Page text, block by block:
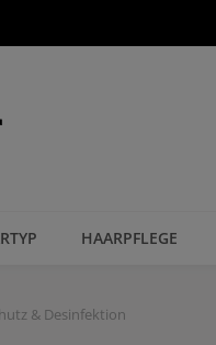
HAARPFLEGE
& Desinfektion